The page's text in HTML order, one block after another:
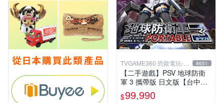
TVGAME360 恐龍電玩-台
中店
8651
【二手遊戲】PSV 地球防衛
軍 3 攜帶版 日文版【台中恐
龍電玩】
$99,990